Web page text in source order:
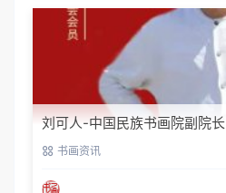
刘可人-中国民族书画院副院长
书画资讯